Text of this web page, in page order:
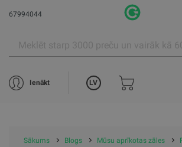
67994044
Ienākt LV
Sākums Blogs Mūsu aprīkotas zāles